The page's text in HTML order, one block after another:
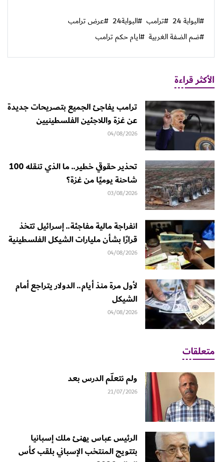
#البوابة 24 #ترامب #البوابة24
#عرض ترامب
#ضم الضفة الغربية #ايام حكم ترامب
الأكثر قراءة
ترامب يفاجئ الجميع بتصريحات جديدة
عن غزة واللاجئين الفلسطينيين
04/08/2026
تحذير حقوقي خطير.. ما الذي تنقله 100
شاحنة يوميًا من غزة؟
03/08/2026
انفراجة مالية مفاجئة.. إسرائيل تتخذ
قرارًا بشأن مليارات الشيكل الفلسطينية
04/08/2026
لأول مرة منذ أيام.. الدولار يتراجع أمام
الشيكل
04/08/2026
متعلقات
ولم نتعلّم الدرس بعد
21/07/2026
الرئيس عباس يهنئ ملك إسبانيا
بتتويج المنتخب الإسباني بلقب كأس